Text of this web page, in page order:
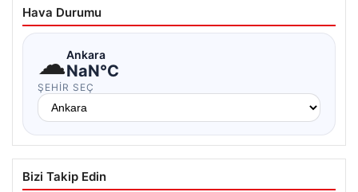
Hava Durumu
☁Ankara
NaN°C
ŞEHIR SEÇ
Bizi Takip Edin